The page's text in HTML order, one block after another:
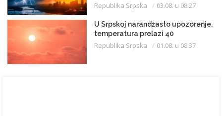
Republika Srpska 03.08. u 08:27
U Srpskoj narandžasto upozorenje,
temperatura prelazi 40
Republika Srpska 01.08. u 08:37